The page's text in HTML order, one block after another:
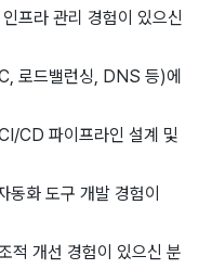
프라 관리 경험이 있으신
로드밸런싱, DNS 등)에
CD 파이프라인 설계 및
화 도구 개발 경험이
적 개선 경험이 있으신 분